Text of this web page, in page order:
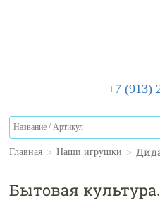
+7 (913)
Главная > Наши игрушки >
Бытовая